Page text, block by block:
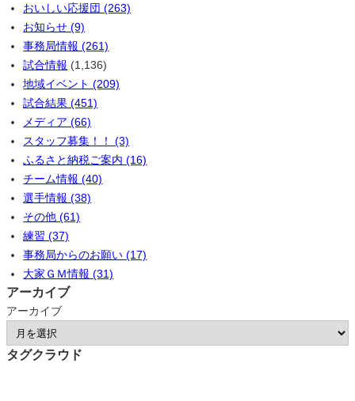
おいしい応援団 (263)
お知らせ (9)
事務局情報 (261)
試合情報 (1,136)
地域イベント (209)
試合結果 (451)
メディア (66)
スタッフ募集！！ (3)
ふるさと納税ご案内 (16)
チーム情報 (40)
選手情報 (38)
その他 (61)
練習 (37)
事務局からのお願い (17)
大家ＧＭ情報 (31)
アーカイブ
アーカイブ
タグクラウド